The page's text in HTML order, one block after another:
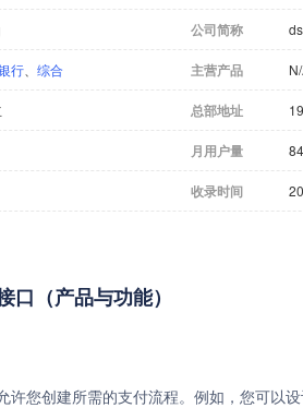
公司简称
行 综合 主营产品
总部地址
月用户量
收录时间
（产品与功能）
许您创建所需的支付流程。例如，您可以